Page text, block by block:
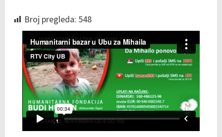
Broj pregleda: 548